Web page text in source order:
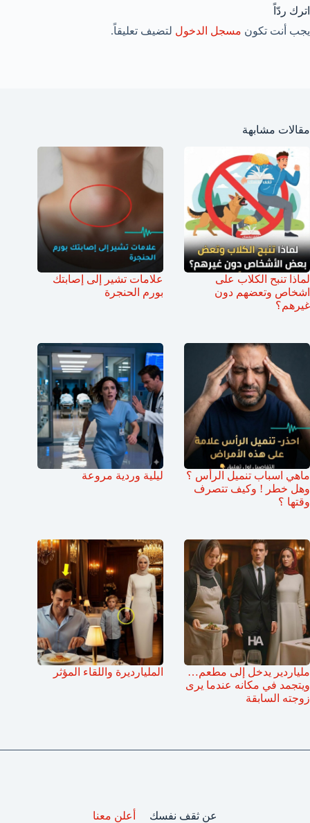
اترك ردّاً
يجب أنت تكون مسجل الدخول لتضيف تعليقاً.
مقالات مشابهة
لماذا تنبح الكلاب على
اشخاص وتعضهم دون
غيرهم؟
علامات تشير إلى إصابتك
بورم الحنجرة
ماهي اسباب تنميل الرأس ؟
وهل خطر ! وكيف تتصرف
وقتها ؟
ليلية وردية مروعة
ملياردير يدخل إلى مطعم…
ويتجمد في مكانه عندما يرى
زوجته السابقة
المليارديرة واللقاء المؤثر
عن ثقف نفسك
أعلن معنا